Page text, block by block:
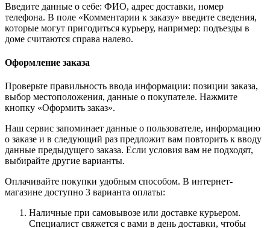
Введите данные о себе: ФИО, адрес доставки, номер
телефона. В поле «Комментарии к заказу» введите сведения,
которые могут пригодиться курьеру, например: подъезды в
доме считаются справа налево.
Оформление заказа
Проверьте правильность ввода информации: позиции заказа,
выбор местоположения, данные о покупателе. Нажмите
кнопку «Оформить заказ».
Наш сервис запоминает данные о пользователе, информацию
о заказе и в следующий раз предложит вам повторить к вводу
данные предыдущего заказа. Если условия вам не подходят,
выбирайте другие варианты.
Оплачивайте покупки удобным способом. В интернет-
магазине доступно 3 варианта оплаты:
Наличные при самовывозе или доставке курьером.
Специалист свяжется с вами в день доставки, чтобы